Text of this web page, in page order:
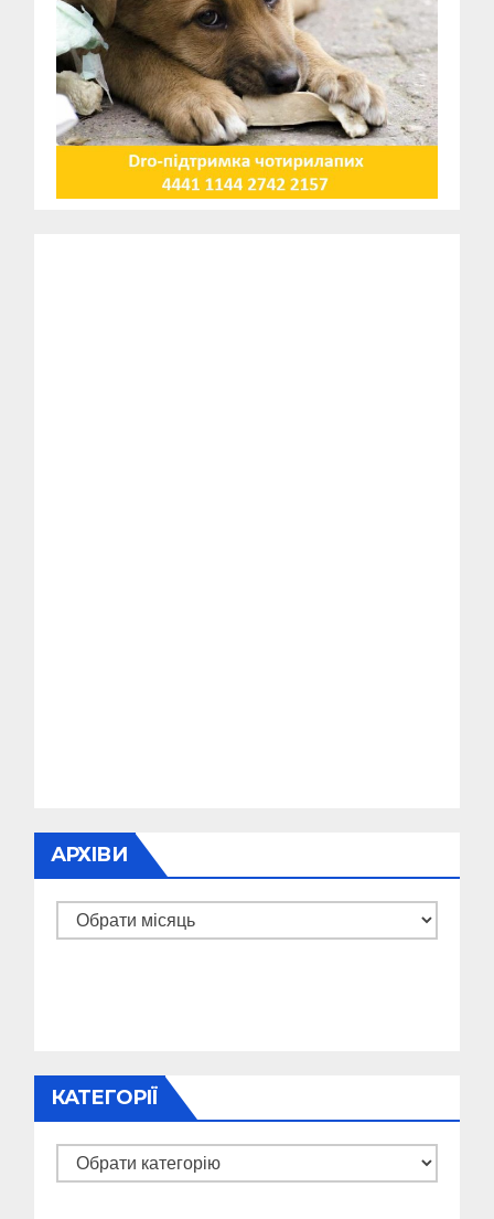
АРХІВИ
Архіви
КАТЕГОРІЇ
Категорії